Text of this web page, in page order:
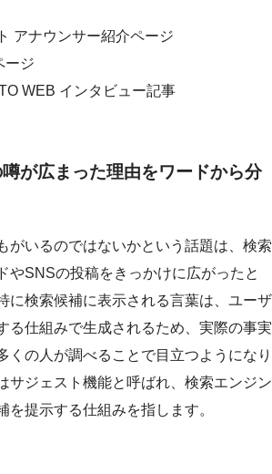
アナウンサー紹介ページ
ージ
WEB インタビュー記事
が広まった理由をワードから分
がいるのではないかという話題は、検索
やSNSの投稿をきっかけに広がったと
に検索候補に表示される言葉は、ユーザ
る仕組みで生成されるため、実際の事実
くの人が調べることで目立つようになり
サジェスト機能と呼ばれ、検索エンジン
を提示する仕組みを指します。